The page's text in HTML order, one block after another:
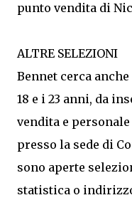
punto vendita di
ALTRE SELEZIONI
Bennet cerca
18 e i 23 anni, da
vendita e
presso la sede di
sono aperte
statistica o